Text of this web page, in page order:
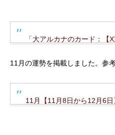
「大アルカナのカード：【X
11月の運勢を掲載しました。参
11月【11月8日から12月6